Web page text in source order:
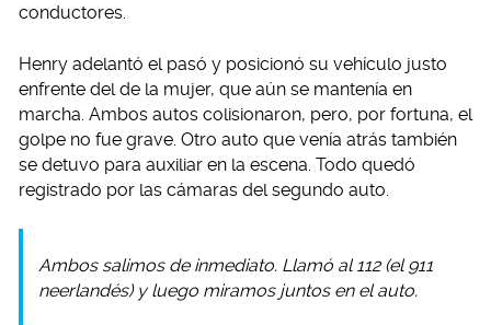
conductores.
Henry adelantó el pasó y posicionó su vehículo justo
enfrente del de la mujer, que aún se mantenía en
marcha. Ambos autos colisionaron, pero, por fortuna, el
golpe no fue grave. Otro auto que venía atrás también
se detuvo para auxiliar en la escena. Todo quedó
registrado por las cámaras del segundo auto.
Ambos salimos de inmediato. Llamó al 112 (el 911
neerlandés) y luego miramos juntos en el auto.